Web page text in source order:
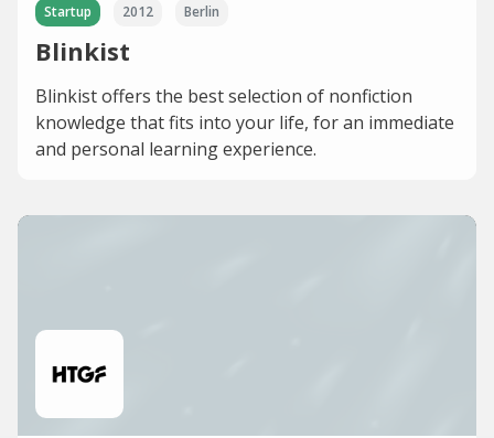
Startup 2012 Berlin
Blinkist
Blinkist offers the best selection of nonfiction
knowledge that fits into your life, for an immediate
and personal learning experience.